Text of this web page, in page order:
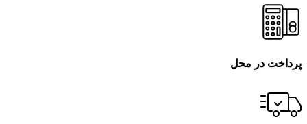
پرداخت در محل